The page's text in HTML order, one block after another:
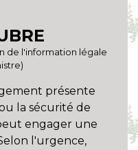
de l'information légale
présente
la sécurité de
engager une
l'urgence,